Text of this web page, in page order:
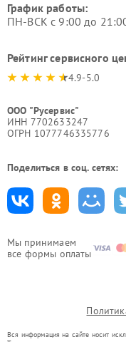
Мы принимаем
все формы оплаты
График работы:
ПН-ВСК с 9:00 до
Рейтинг сервисного
4.9-5.0
ООО "Русервис"
ИНН 7702633247
ОГРН 1077746335776
Поделиться в соц. сетях:
Вся информация на сайте носит